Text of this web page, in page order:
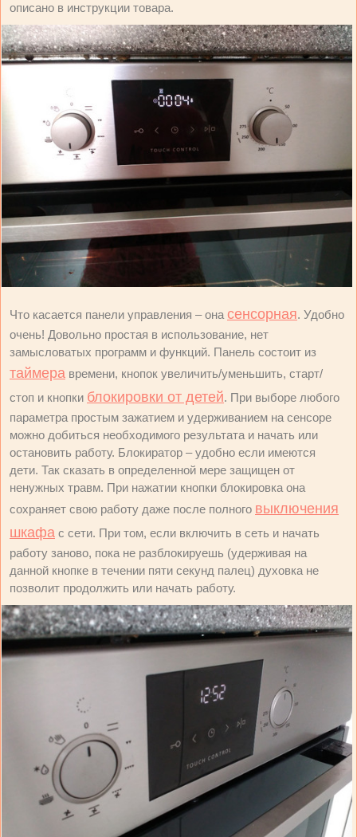
описано в инструкции товара.
Что касается панели управления – она сенсорная. Удобно
очень! Довольно простая в использование, нет
замысловатых программ и функций. Панель состоит из
таймера времени, кнопок увеличить/уменьшить, старт/
стоп и кнопки блокировки от детей. При выборе любого
параметра простым зажатием и удерживанием на сенсоре
можно добиться необходимого результата и начать или
остановить работу. Блокиратор – удобно если имеются
дети. Так сказать в определенной мере защищен от
ненужных травм. При нажатии кнопки блокировка она
сохраняет свою работу даже после полного выключения
шкафа с сети. При том, если включить в сеть и начать
работу заново, пока не разблокируешь (удерживая на
данной кнопке в течении пяти секунд палец) духовка не
позволит продолжить или начать работу.